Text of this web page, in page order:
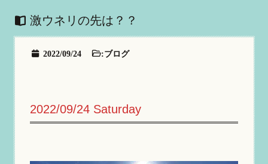
激ウネリの先は？？
2022/09/24 :ブログ
2022/09/24 Saturday